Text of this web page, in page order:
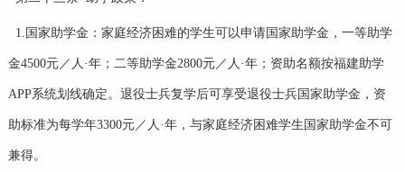
1.国家助学金：家庭经济困难的学生可以申请国家助学金，一等助学
金4500元／人·年；二等助学金2800元／人·年；资助名额按福建助学
APP系统划线确定。退役士兵复学后可享受退役士兵国家助学金，资
助标准为每学年3300元／人·年，与家庭经济困难学生国家助学金不可
兼得。